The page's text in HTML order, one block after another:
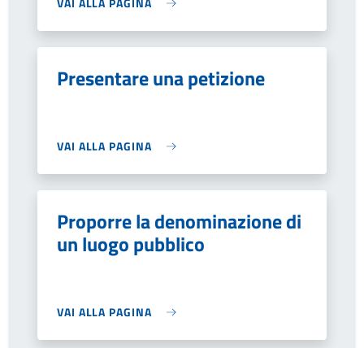
Presentare una petizione
VAI ALLA PAGINA
Proporre la denominazione di
un luogo pubblico
VAI ALLA PAGINA